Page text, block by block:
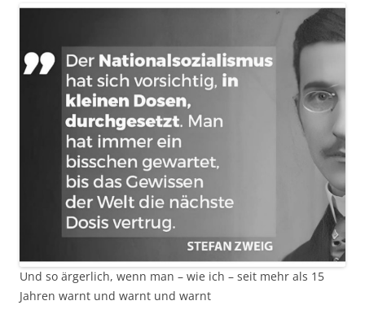
Und so ärgerlich, wenn man – wie ich – seit mehr als 15
Jahren warnt und warnt und warnt